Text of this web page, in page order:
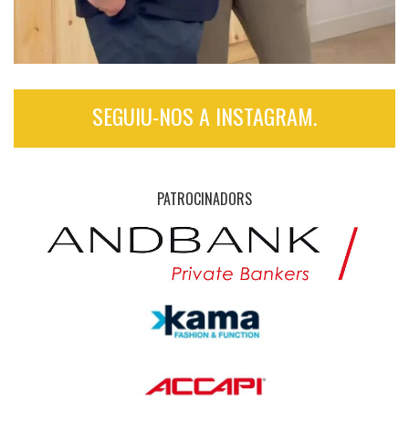
SEGUIU-NOS A INSTAGRAM.
PATROCINADORS